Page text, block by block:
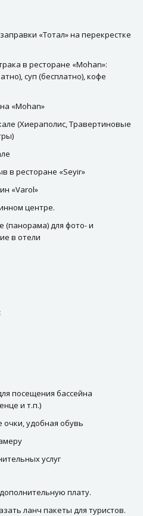
«Тотал» на перекрестке
в ресторане «Mohan»:
суп (бесплатно), кофе
«Mohan»
(Хиераполис, Травертиновые
в ресторане «Seyir»
«Varol»
центре.
(панорама) для фото- и
в отели
посещения бассейна
и т.п.)
очки, удобная обувь
услуг
плату.
ланч пакеты для туристов.